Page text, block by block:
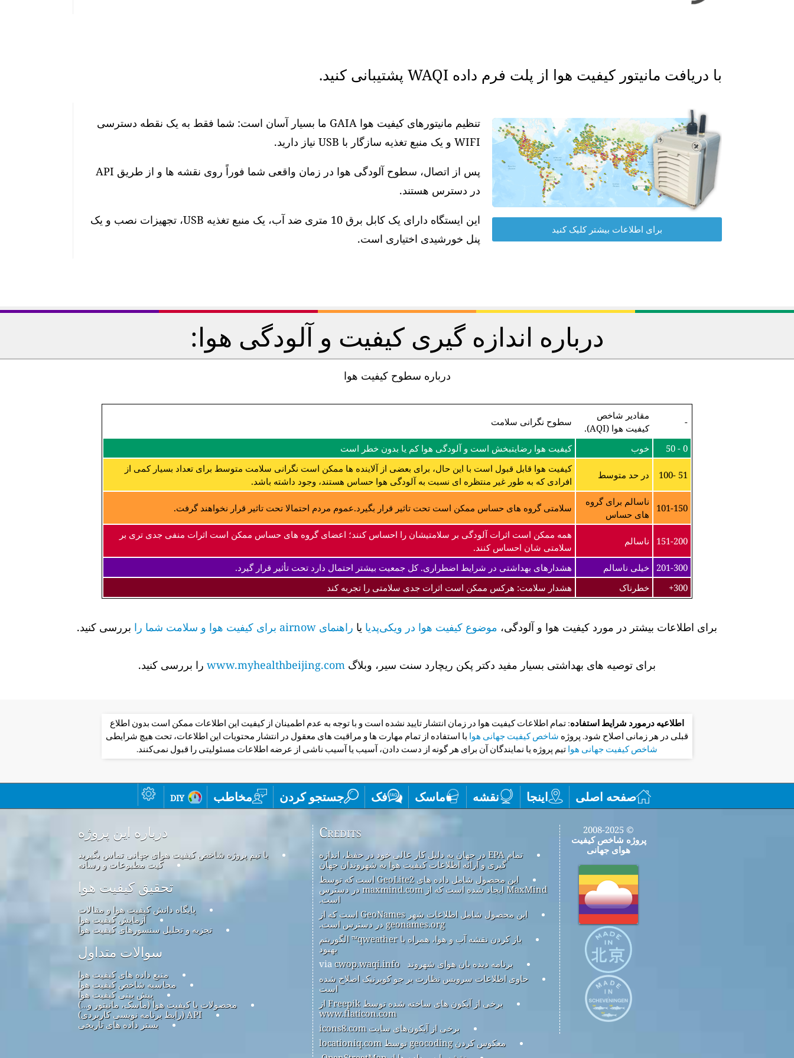
با دریافت مانیتور کیفیت هوا از پلت فرم داده WAQI پشتیبانی کنید.
تنظیم مانیتورهای کیفیت هوا GAIA ما بسیار آسان است: شما فقط به یک نقطه دسترسی
WIFI و یک منبع تغذیه سازگار با USB نیاز دارید.
پس از اتصال، سطوح آلودگی هوا در زمان واقعی شما فوراً روی نقشه ها و از طریق API
در دسترس هستند.
این ایستگاه دارای یک کابل برق 10 متری ضد آب، یک منبع تغذیه USB، تجهیزات نصب و یک
پنل خورشیدی اختیاری است.
برای اطلاعات بیشتر کلیک کنید
درباره اندازه گیری کیفیت و آلودگی هوا:
درباره سطوح کیفیت هوا
-
مقادیر شاخص
کیفیت هوا (AQI).
سطوح نگرانی سلامت
0 - 50 خوب کیفیت هوا رضایتبخش است و آلودگی هوا کم یا بدون خطر است
51 -100 در حد متوسط
کیفیت هوا قابل قبول است با این حال، برای بعضی از آلاینده ها ممکن است نگرانی سلامت متوسط برای تعداد بسیار کمی از
افرادی که به طور غیر منتظره ای نسبت به آلودگی هوا حساس هستند، وجود داشته باشد.
101-150
ناسالم برای گروه
های حساس
سلامتی گروه های حساس ممکن است تحت تاثیر قرار بگیرد.عموم مردم احتمالا تحت تاثیر قرار نخواهند گرفت.
151-200 ناسالم
همه ممکن است اثرات آلودگی بر سلامتیشان را احساس کنند؛ اعضای گروه های حساس ممکن است اثرات منفی جدی تری بر
سلامتی شان احساس کنند.
201-300 خیلی ناسالم
هشدارهای بهداشتی در شرایط اضطراری. کل جمعیت بیشتر احتمال دارد تحت تأثیر قرار گیرد.
300+
خطرناک هشدار سلامت: هرکس ممکن است اثرات جدی سلامتی را تجربه کند
برای اطلاعات بیشتر در مورد کیفیت هوا و آلودگی، موضوع کیفیت هوا در ویکی‌پدیا یا راهنمای airnow برای کیفیت هوا و سلامت شما را بررسی کنید.
برای توصیه های بهداشتی بسیار مفید دکتر پکن ریچارد سنت سیر، وبلاگ www.myhealthbeijing.com را بررسی کنید.
اطلاعیه درمورد شرایط استفاده: تمام اطلاعات کیفیت هوا در زمان انتشار تایید نشده است و با توجه به عدم اطمینان از کیفیت این اطلاعات ممکن است بدون اطلاع
قبلی در هر زمانی اصلاح شود. پروژه شاخص کیفیت جهانی هوا با استفاده از تمام مهارت ها و مراقبت های معقول در انتشار محتویات این اطلاعات، تحت هیچ شرایطی
شاخص کیفیت جهانی هوا تیم پروژه یا نمایندگان آن برای هر گونه از دست دادن، آسیب یا آسیب ناشی از عرضه اطلاعات مسئولیتی را قبول نمی‌کنند.
صفحه اصلی اینجا نقشه ماسک فک جستجو کردن مخاطب diy
درباره این پروژه
با تیم پروژه شاخص کیفیت هوای جهانی تماس بگیرید
کیت مطبوعات و رسانه
تحقیق کیفیت هوا
پایگاه دانش کیفیت هوا و مقالات
آزمایش کیفیت هوا
تجزیه و تحلیل سنسورهای کیفیت هوا
سوالات متداول
منبع داده های کیفیت هوا
محاسبه شاخص کیفیت هوا
پیش بینی کیفیت هوا
محصولات با کیفیت هوا (ماسک، مانیتور و…)
API (رابط برنامه نویسی کاربردی)
بستر داده های تاریخی
Credits
تمام EPA در جهان به دلیل کار عالی خود در حفظ، اندازه
گیری و ارائه اطلاعات کیفیت هوا به شهروندان جهان
این محصول شامل داده های GeoLite2 است که توسط
MaxMind ایجاد شده است که از maxmind.com در دسترس
است.
این محصول شامل اطلاعات شهر GeoNames است که از
geonames.org در دسترس است.
باز کردن نقشه آب و هوا، همراه با qweather™ الگوریتم
بهبود
برنامه دیده بان هوای شهروند
cwop.waqi.info
حاوی اطلاعات سرویس نظارت بر جو کوپرنیک اصلاح شده
است
برخی از آیکون های ساخته شده توسط Freepik از
www.flaticon.com
برخی از آیکون‌های سایت icons8.com
معکوس کردن geocoding توسط locationiq.com
© 2008-2025
پروژه شاخص کیفیت
هوای جهانی